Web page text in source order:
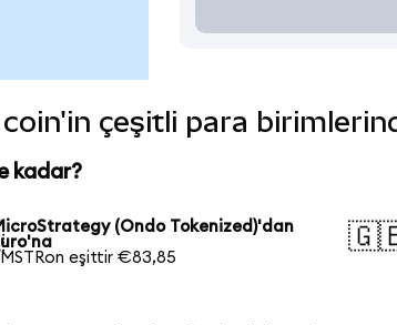
çeşitli para
kadar?
(Ondo Tokenized)'dan
MSTRon eşittir €83,85